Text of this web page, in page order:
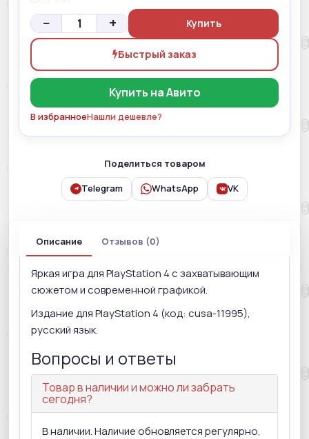
− + Купить
Быстрый заказ
Купить на Авито
В избранноеНашли дешевле?
Поделиться товаром
Telegram WhatsApp VK
Описание Отзывов (0)
Яркая игра для PlayStation 4 с захватывающим
сюжетом и современной графикой.
Издание для PlayStation 4 (код: cusa-11995),
русский язык.
Вопросы и ответы
Товар в наличии и можно ли забрать
сегодня?
В наличии. Наличие обновляется регулярно,